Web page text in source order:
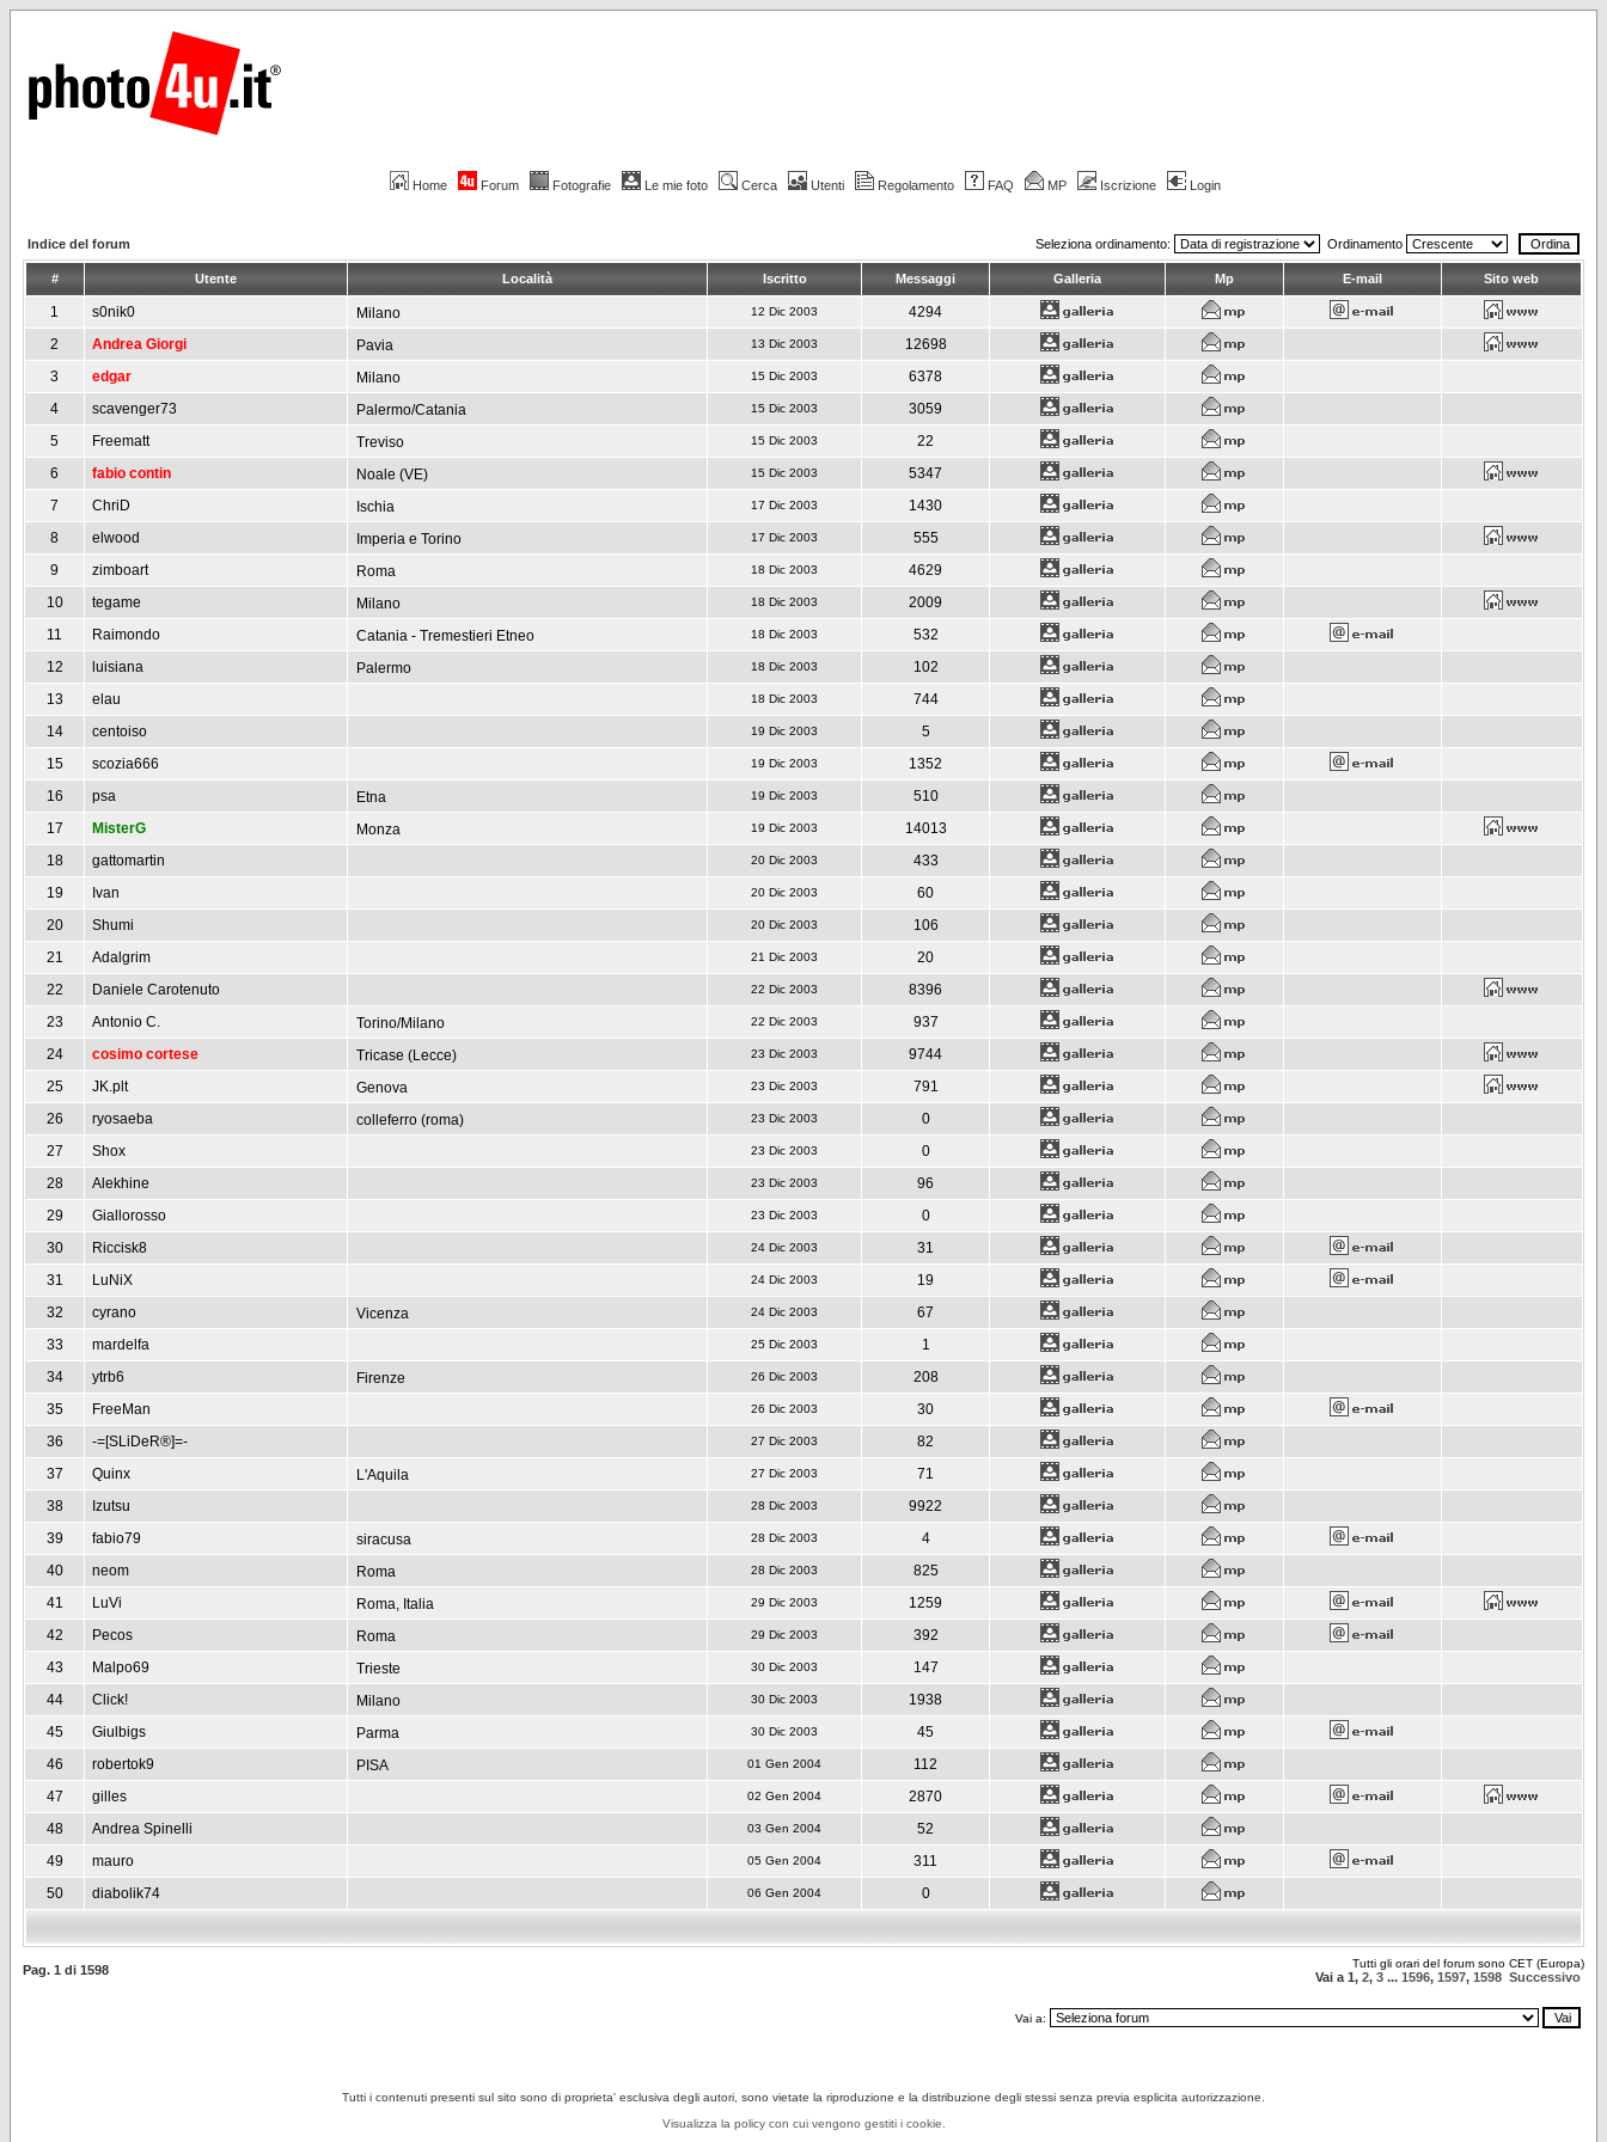
Home Forum Fotografie Le mie foto Cerca Utenti Regolamento FAQ MP Iscrizione Login
Indice del forum Seleziona ordinamento: Ordinamento
# Utente Località Iscritto Messaggi Galleria Mp E-mail Sito web
1 s0nik0 Milano 12 Dic 2003
4294
2
Andrea Giorgi Pavia 13 Dic 2003
12698
3
edgar Milano 15 Dic 2003
6378
4
scavenger73 Palermo/Catania 15 Dic 2003
3059
5
Freematt Treviso 15 Dic 2003
22
6
fabio contin Noale (VE) 15 Dic 2003
5347
7
ChriD Ischia 17 Dic 2003
1430
8
elwood Imperia e Torino 17 Dic 2003
555
9
zimboart Roma 18 Dic 2003
4629
10
tegame Milano 18 Dic 2003
2009
11
Raimondo Catania - Tremestieri Etneo 18 Dic 2003
532
12
luisiana Palermo 18 Dic 2003
102
13
elau 18 Dic 2003
744
14
centoiso 19 Dic 2003
5
15
scozia666 19 Dic 2003
1352
16
psa Etna 19 Dic 2003
510
17
MisterG Monza 19 Dic 2003
14013
18
gattomartin 20 Dic 2003
433
19
Ivan 20 Dic 2003
60
20
Shumi 20 Dic 2003
106
21
Adalgrim 21 Dic 2003
20
22
Daniele Carotenuto 22 Dic 2003
8396
23
Antonio C. Torino/Milano 22 Dic 2003
937
24
cosimo cortese Tricase (Lecce) 23 Dic 2003
9744
25
JK.plt Genova 23 Dic 2003
791
26
ryosaeba colleferro (roma) 23 Dic 2003
0
27
Shox 23 Dic 2003
0
28
Alekhine 23 Dic 2003
96
29
Giallorosso 23 Dic 2003
0
30
Riccisk8 24 Dic 2003
31
31
LuNiX 24 Dic 2003
19
32
cyrano Vicenza 24 Dic 2003
67
33
mardelfa 25 Dic 2003
1
34
ytrb6 Firenze 26 Dic 2003
208
35
FreeMan 26 Dic 2003
30
36
-=[SLiDeR®]=- 27 Dic 2003
82
37
Quinx L'Aquila 27 Dic 2003
71
38
Izutsu 28 Dic 2003
9922
39
fabio79 siracusa 28 Dic 2003
4
40
neom Roma 28 Dic 2003
825
41
LuVi Roma, Italia 29 Dic 2003
1259
42
Pecos Roma 29 Dic 2003
392
43
Malpo69 Trieste 30 Dic 2003
147
44
Click! Milano 30 Dic 2003
1938
45
Giulbigs Parma 30 Dic 2003
45
46
robertok9 PISA 01 Gen 2004
112
47
gilles 02 Gen 2004
2870
48
Andrea Spinelli 03 Gen 2004
52
49
mauro 05 Gen 2004
311
50
diabolik74 06 Gen 2004 0
Pag. 1 di 1598 Tutti gli orari del forum sono CET (Europa)
Vai a 1, 2, 3 ... 1596, 1597, 1598 Successivo
Vai a:
Tutti i contenuti presenti sul sito sono di proprieta' esclusiva degli autori, sono vietate la riproduzione e la distribuzione degli stessi senza previa esplicita autorizzazione.
Visualizza la policy con cui vengono gestiti i cookie.